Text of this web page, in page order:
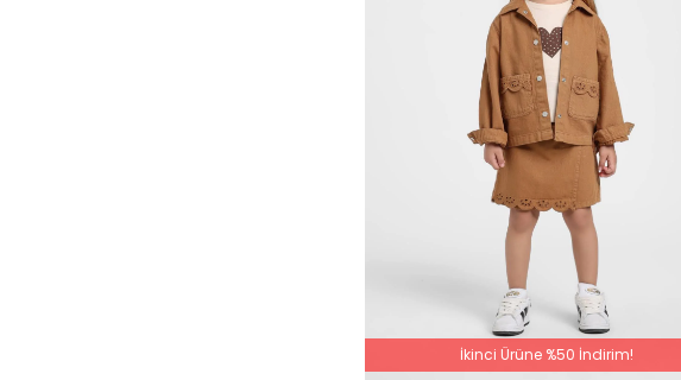
İkinci Ürüne %50 İndirim!